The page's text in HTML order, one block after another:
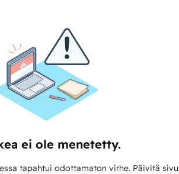
ei ole menetetty.
tapahtui odottamaton virhe. Päivitä sivu